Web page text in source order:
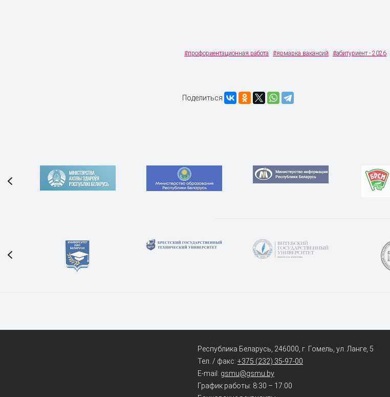
#профориентационная работа #ярмарка вакансий #абитуриент - 2026
Поделиться
Республика Беларусь, 246000, г. Гомель, ул. Ланге, 5
Тел. / факс: +375 (232) 35-97-00
E-mail: gsmu@gsmu.by
График работы: 8:30 – 17:00